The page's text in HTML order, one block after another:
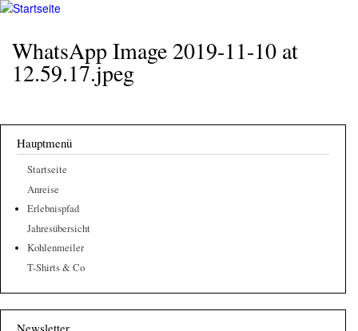
Walderlebnis
e.V.
hier
WhatsApp Image 2019-11-10 at
12.59.17.jpeg
Hauptmenü
Startseite
Anreise
Erlebnispfad
Jahresübersicht
Kohlenmeiler
T-Shirts & Co
Newsletter